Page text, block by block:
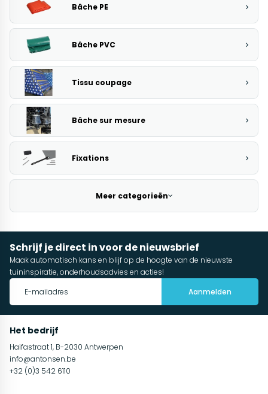
Bâche PE
Bâche PVC
Tissu coupage
Bâche sur mesure
Fixations
Meer categorieën
Schrijf je direct in voor de nieuwsbrief
Maak automatisch kans en blijf op de hoogte van de nieuwste
tuininspiratie, onderhoudsadvies en acties!
Aanmelden
Het bedrijf
Haifastraat 1, B-2030 Antwerpen
info@antonsen.be
+32 (0)3 542 6110